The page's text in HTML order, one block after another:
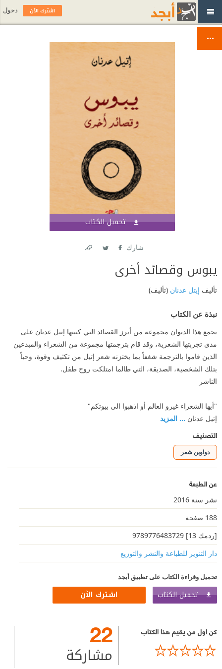
تحميل الكتاب
شارك
يبوس وقصائد أخرى
تأليف إيتل عدنان (تأليف)
نبذة عن الكتاب
يجمع هذا الديوان مجموعة من أبرز القصائد التي كتبتها إتيل عدنان على
مدى تجربتها الشعرية، وقد قام بترجمتها مجموعة من الشعراء والمبدعين
الذين قاموا بالترجمة شغفاً بما يختزنه شعر إتيل من تكثيف وقوة، وحباً
بتلك الشخصية، الصديقة، التي طالما امتلكت روح طفل.
الناشر
"أيها الشعراء غيرو العالم أو اذهبوا الى بيوتكم"
إتيل عدنان ... المزيد
التصنيف
دواوين شعر
عن الطبعة
نشر سنة 2016
188 صفحة
[ردمك 13] 9789776483729
دار التنوير للطباعة والنشر والتوزيع
تحميل وقراءة الكتاب على تطبيق أبجد
تحميل الكتاب اشترك الآن
كن اول من يقيم هذا الكتاب 22
مشاركة
اشترك الآن دخول